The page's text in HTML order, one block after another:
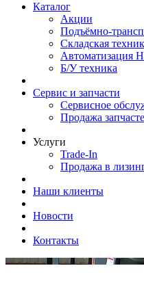
Каталог
Акции
Подъёмно-
Складская
Автоматизация
Б/У техника
Сервис и запчасти
Сервисное
Продажа
Услуги
Trade-In
Продажа в
Наши клиенты
Новости
Контакты